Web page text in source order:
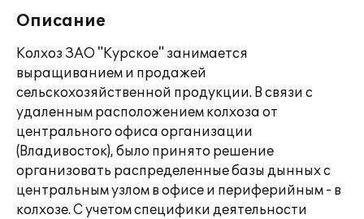
Описание
Колхоз ЗАО "Курское" занимается
выращиванием и продажей
сельскохозяйственной продукции. В связи с
удаленным расположением колхоза от
центрального офиса организации
(Владивосток), было принято решение
организовать распределенные базы дынных с
центральным узлом в офисе и периферийным - в
колхозе. С учетом специфики деятельности